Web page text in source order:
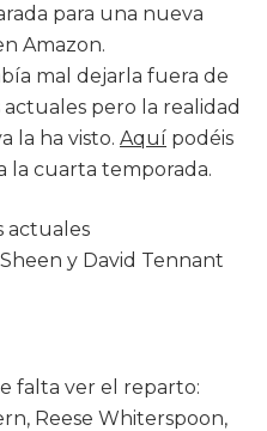
para una nueva
Amazon.
mal dejarla fuera de
actuales pero la realidad
la ha visto. Aquí podéis
la cuarta temporada.
y David Tennant
falta ver el reparto:
Reese Whiterspoon,